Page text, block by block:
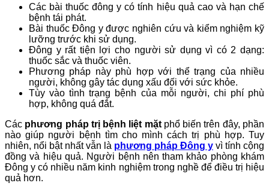
Các bài thuốc đông y có tính hiệu quả cao và hạn chế
bệnh tái phát.
Bài thuốc Đông y được nghiên cứu và kiểm nghiệm kỹ
lưỡng trước khi sử dụng.
Đông y rất tiện lợi cho người sử dụng vì có 2 dạng:
thuốc sắc và thuốc viên.
Phương pháp này phù hợp với thể trạng của nhiều
người, không gây tác dụng xấu đối với sức khỏe.
Tùy vào tình trạng bệnh của mỗi người, chi phí phù
hợp, không quá đắt.
Các phương pháp trị bệnh liệt mặtphổ biến trên đây, phần
nào giúp người bệnh tìm cho mình cách trị phù hợp. Tuy
nhiên, nổi bật nhất vẫn là phương pháp Đông y vì tính cộng
đồng và hiệu quả. Người bệnh nên tham khảo phòng khám
Đông y có nhiều năm kinh nghiệm trong nghề để điều trị hiệu
quả hơn.